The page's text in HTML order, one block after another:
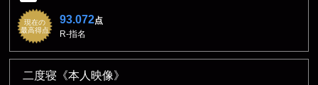
現在の
最高得点
93.072点
R-指名
二度寝《本人映像》